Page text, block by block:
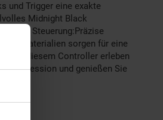
und Trigger eine exakte
Midnight Black
Steuerung:Präzise
Materialien sorgen für eine
Mit diesem Controller erleben
Session und genießen Sie